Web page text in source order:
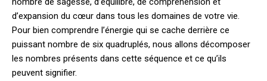
d’expansion du cœur dans tous les domaines de votre vie.
Pour bien comprendre l’énergie qui se cache derrière ce
puissant nombre de six quadruplés, nous allons décomposer
les nombres présents dans cette séquence et ce qu’ils
peuvent signifier.